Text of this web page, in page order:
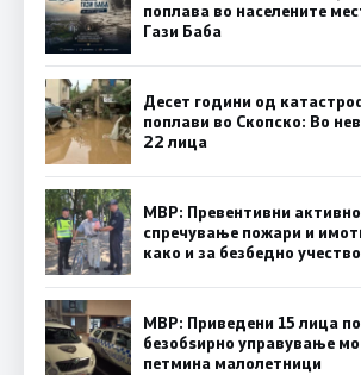
поплава во населените
Гази Баба
Десет години од
поплави во Скопско: Во
22 лица
МВР: Превентивни
спречување пожари и
како и за безбедно
МВР: Приведени 15 лица
безобѕирно управување
петмина малолетници